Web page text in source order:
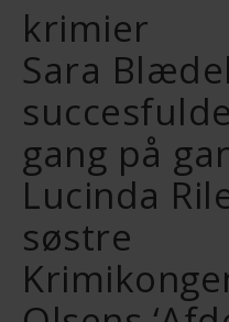
krimier
Sara
gang på
Lucinda
søstre